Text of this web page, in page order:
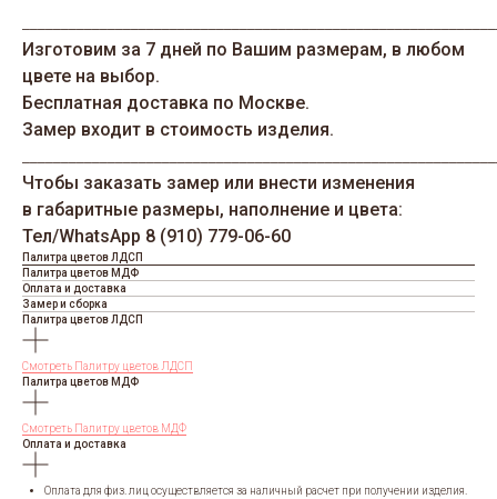
Изготовим за 7 дней по Вашим размерам, в любом
цвете на выбор.
Бесплатная доставка по Москве.
Замер входит в стоимость изделия.
Чтобы заказать замер или внести изменения
в габаритные размеры, наполнение и цвета:
Тел/WhatsАрp 8 (910) 779-06-60
Палитра цветов ЛДСП
Палитра цветов МДФ
Оплата и доставка
Замер и сборка
Палитра цветов ЛДСП
Смотреть Палитру цветов ЛДСП
Палитра цветов МДФ
Смотреть Палитру цветов МДФ
Оплата и доставка
Оплата для физ. лиц осуществляется за наличный расчет при получении изделия.